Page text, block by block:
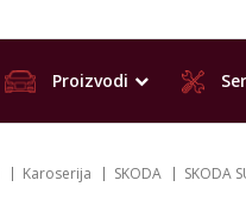
Proizvodi
Karoserija SKODA SKODA